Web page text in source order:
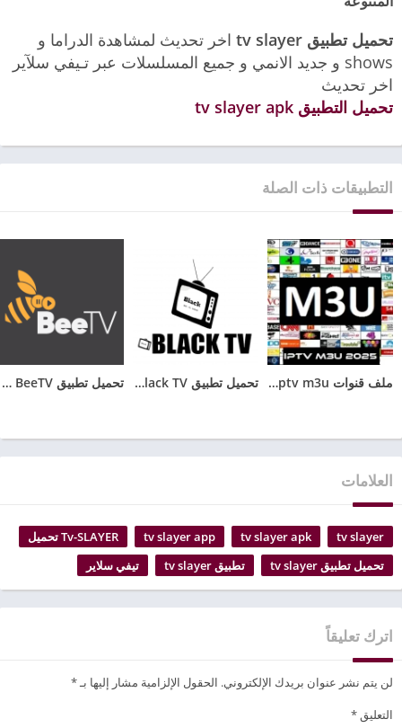
تحميل تطبيق tv slayer
اخر تحديث لمشاهدة الدراما و
shows و جديد الانمي و جميع المسلسلات عبر تـيفي سلآير
اخر تحديث
تحميل التطبيق tv slayer apk
التطبيقات ذات الصلة
ملف قنوات iptv m3u متجدد باستمرار مجاني 2026 تحميل تطبيق Black TV للاندرويد مع كود تفعيل الجديد 2025 تحميل تطبيق BeeTV مهكر 2025 بدون اعلانات للأندرويد
العلامات
tv slayer
tv slayer apk
tv slayer app
Tv-SLAYER تحميل
تحميل تطبيق tv slayer
تطبيق tv slayer تيفي سلاير
اترك تعليقاً
لن يتم نشر عنوان بريدك الإلكتروني. الحقول الإلزامية مشار إليها بـ*
التعليق*